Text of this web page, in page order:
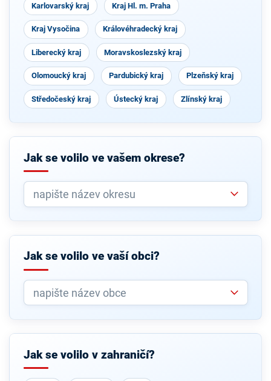
Karlovarský kraj Kraj Hl. m. Praha
Kraj Vysočina Královéhradecký kraj
Liberecký kraj Moravskoslezský kraj
Olomoucký kraj Pardubický kraj Plzeňský kraj
Středočeský kraj Ústecký kraj Zlínský kraj
Jak se volilo ve vašem okrese?
Jak se volilo ve vaší obci?
Jak se volilo v zahraničí?